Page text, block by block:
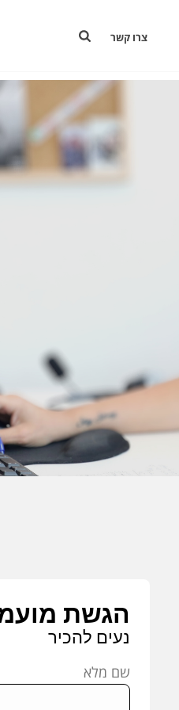
צרו קשר
הגשת
נעים להכיר
שם מלא